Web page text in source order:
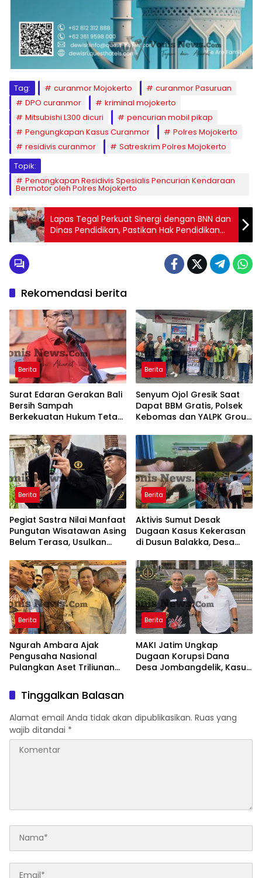
Tag: curanmor Mojokerto
curanmor Pasuruan
DPO curanmor
kriminal mojokerto
Mitsubishi L300 dicuri
pencurian mobil pikap
Pengungkapan Kasus Curanmor
Polres Mojokerto
residivis curanmor
Satreskrim Polres Mojokerto
Topik:
Penangkapan Residivis Spesialis Pencurian Kendaraan
Bermotor oleh Polres Mojokerto
Lapas Tegal Perkuat Sinergi dengan BNN dan
Dinas Pendidikan, Pastikan Hak Pendidikan
Anak Berhadapan dengan Hukum Terpenuhi
Rekomendasi berita
Berita
Surat Edaran Gerakan Bali
Bersih Sampah
Berkekuatan Hukum Tetap,
PTUN dan Banding
Berita
Senyum Ojol Gresik Saat
Dapat BBM Gratis, Polsek
Kebomas dan YALPK Group
Berita
Pegiat Sastra Nilai Manfaat
Pungutan Wisatawan Asing
Belum Terasa, Usulkan
Digital Dana PWA
Berita
Aktivis Sumut Desak
Dugaan Kasus Kekerasan
di Dusun Balakka, Desa
Tuntas
Berita
Ngurah Ambara Ajak
Pengusaha Nasional
Pulangkan Aset Triliunan
Investor Global
Berita
MAKI Jatim Ungkap
Dugaan Korupsi Dana
Desa Jombangdelik, Kasus
Kejati Jatim
Tinggalkan Balasan
Alamat email Anda tidak akan dipublikasikan. Ruas yang
wajib ditandai *